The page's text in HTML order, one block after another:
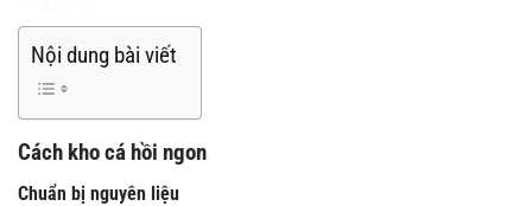
Nội dung bài viết
Cách kho cá hồi ngon
Chuẩn bị nguyên liệu